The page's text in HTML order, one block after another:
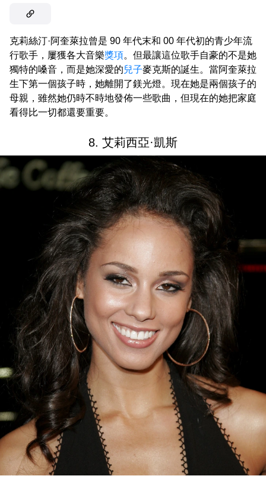
克莉絲汀·阿奎萊拉曾是 90 年代末和 00 年代初的青少年流
行歌手，屢獲各大音樂獎項。但最讓這位歌手自豪的不是她
獨特的嗓音，而是她深愛的兒子麥克斯的誕生。當阿奎萊拉
生下第一個孩子時，她離開了鎂光燈。現在她是兩個孩子的
母親，雖然她仍時不時地發佈一些歌曲，但現在的她把家庭
看得比一切都還要重要。
8. 艾莉西亞·凱斯